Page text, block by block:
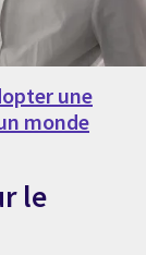
une
monde
le